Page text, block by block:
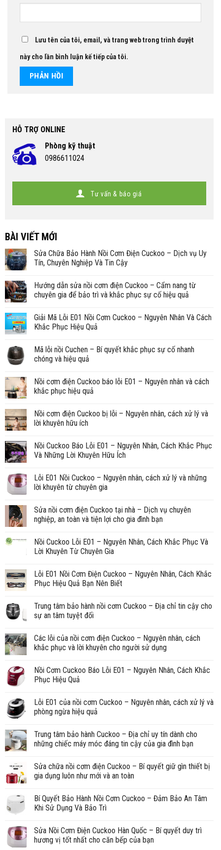
Lưu tên của tôi, email, và trang web trong trình duyệt
này cho lần bình luận kế tiếp của tôi.
HỖ TRỢ ONLINE
Phòng kỹ thuật
0986611024
Tư vấn & báo giá
BÀI VIẾT MỚI
Sửa Chữa Bảo Hành Nồi Cơm Điện Cuckoo – Dịch vụ Uy
Tín, Chuyên Nghiệp Và Tin Cậy
Hướng dẫn sửa nồi cơm điện Cuckoo – Cẩm nang từ
chuyên gia để bảo trì và khắc phục sự cố hiệu quả
Giải Mã Lỗi E01 Nồi Cơm Cuckoo – Nguyên Nhân Và Cách
Khắc Phục Hiệu Quả
Mã lỗi nồi Cuchen – Bí quyết khắc phục sự cố nhanh
chóng và hiệu quả
Nồi cơm điện Cuckoo báo lỗi E01 – Nguyên nhân và cách
khắc phục hiệu quả
Nồi cơm điện Cuckoo bị lỗi – Nguyên nhân, cách xử lý và
lời khuyên hữu ích
Nồi Cuckoo Báo Lỗi E01 – Nguyên Nhân, Cách Khắc Phục
Và Những Lời Khuyên Hữu Ích
Lỗi E01 Nồi Cuckoo – Nguyên nhân, cách xử lý và những
lời khuyên từ chuyên gia
Sửa nồi cơm điện Cuckoo tại nhà – Dịch vụ chuyên
nghiệp, an toàn và tiện lợi cho gia đình bạn
Nồi Cuckoo Lỗi E01 – Nguyên Nhân, Cách Khắc Phục Và
Lời Khuyên Từ Chuyên Gia
Lỗi E01 Nồi Cơm Điện Cuckoo – Nguyên Nhân, Cách Khắc
Phục Hiệu Quả Bạn Nên Biết
Trung tâm bảo hành nồi cơm Cuckoo – Địa chỉ tin cậy cho
sự an tâm tuyệt đối
Các lỗi của nồi cơm điện Cuckoo – Nguyên nhân, cách
khắc phục và lời khuyên cho người sử dụng
Nồi Cơm Cuckoo Báo Lỗi E01 – Nguyên Nhân, Cách Khắc
Phục Hiệu Quả
Lỗi E01 của nồi cơm Cuckoo – Nguyên nhân, cách xử lý và
phòng ngừa hiệu quả
Trung tâm bảo hành Cuckoo – Địa chỉ uy tín dành cho
những chiếc máy móc đáng tin cậy của gia đình bạn
Sửa chữa nồi cơm điện Cuckoo – Bí quyết giữ gìn thiết bị
gia dụng luôn như mới và an toàn
Bí Quyết Bảo Hành Nồi Cơm Cuckoo – Đảm Bảo An Tâm
Khi Sử Dụng Và Bảo Trì
Sửa Nồi Cơm Điện Cuckoo Hàn Quốc – Bí quyết duy trì
hương vị tốt nhất cho căn bếp của bạn